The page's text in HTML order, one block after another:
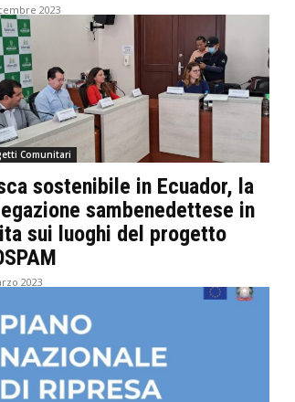
2023
Comunitari
sostenibile in Ecuador, la
sambenedettese in
sui luoghi del progetto
2023